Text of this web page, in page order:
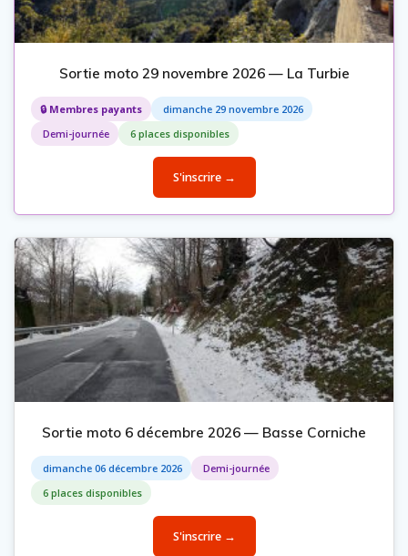
Sortie moto 29 novembre 2026 — La Turbie
🔒 Membres payants
dimanche 29 novembre 2026
Demi-journée
6 places disponibles
S'inscrire →
Sortie moto 6 décembre 2026 — Basse Corniche
dimanche 06 décembre 2026
Demi-journée
6 places disponibles
S'inscrire →